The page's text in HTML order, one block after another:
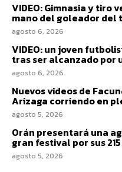
VIDEO: Gimnasia y tiro
mano del goleador del
agosto 6, 2026
VIDEO: un joven
tras ser alcanzado por
agosto 6, 2026
Nuevos videos de
Arizaga corriendo en
agosto 5, 2026
Orán presentará una
gran festival por sus
agosto 5, 2026